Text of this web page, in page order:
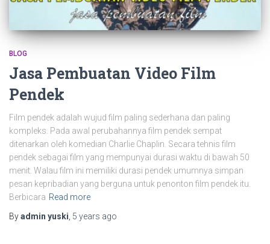
BLOG
Jasa Pembuatan Video Film
Pendek
Film pendek adalah wujud film paling sederhana dan paling
kompleks. Pada awal perubahannya film pendek sempat
ditenarkan oleh komedian Charlie Chaplin. Secara tehnis film
pendek sebagai film yang mempunyai durasi waktu di bawah 50
menit. Walau film ini memiliki durasi pendek umumnya simpan
pesan kepribadian yang berguna untuk penonton film pendek itu.
Berbicara Read more
Byadmin yuski 5 years ago